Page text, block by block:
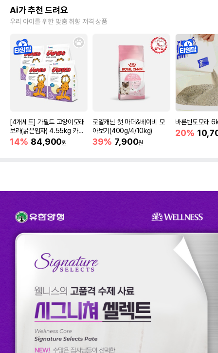
Ai가 추천 드려요
우리 아이를 위한 맞춤 취향 저격 상품
[4개세트] 가필드 고양이모래
보라(굵은입자) 4.55kg 카사
바모래
14% 84,900원
로얄캐닌 캣 마더&베이비 모
아보기(400g/4/10kg)
39% 7,900원
바른벤토모래
20%